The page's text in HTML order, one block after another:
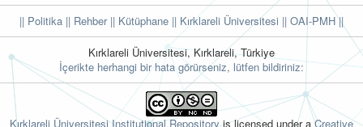
|| Politika || Rehber|| Kütüphane || Kırklareli Üniversitesi || OAI-PMH ||
Kırklareli Üniversitesi, Kırklareli, Türkiye
İçerikte herhangi bir hata görürseniz, lütfen bildiriniz:
Kırklareli Üniversitesi Institutional Repositoryis licensed under aCreative